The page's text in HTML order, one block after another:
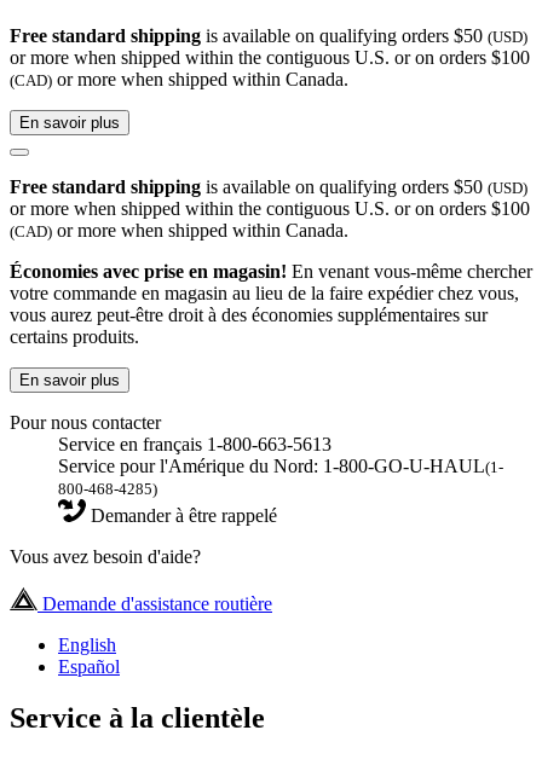
Free standard shipping is available on qualifying orders $50 (USD)
or more when shipped within the contiguous U.S. or on orders $100
(CAD) or more when shipped within Canada.
En savoir plus
Free standard shipping is available on qualifying orders $50 (USD)
or more when shipped within the contiguous U.S. or on orders $100
(CAD) or more when shipped within Canada.
Économies avec prise en magasin! En venant vous-même chercher
votre commande en magasin au lieu de la faire expédier chez vous,
vous aurez peut-être droit à des économies supplémentaires sur
certains produits.
En savoir plus
Pour nous contacter
Service en français 1-800-663-5613
Service pour l'Amérique du Nord: 1-800-GO-U-HAUL(1-
800-468-4285)
Demander à être rappelé
Vous avez besoin d'aide?
Demande d'assistance routière
English
Español
Service à la clientèle